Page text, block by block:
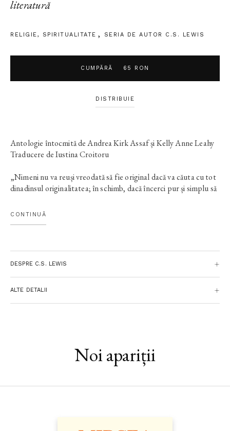
literatură
RELIGIE, SPIRITUALITATE SERIA DE AUTOR C.S. LEWIS
DISTRIBUIE
CUMPĂRĂ 65 RON
Antologie întocmită de Andrea Kirk Assaf și Kelly Anne Leahy
Traducere de Iustina Croitoru
„Nimeni nu va reuși vreodată să fie original dacă va căuta cu tot
dinadinsul originalitatea; în schimb, dacă încerci pur și simplu să
a fost rostit înainte), atunci, de nouă ori din zece, vei fi original
fără să-ți dai seama.“ — C.S. LEWIS
dar care constată că intelectul le stă în cale. — ANTHONY
BURGESS
CONTINUĂ
DESPRE C.S. LEWIS
ALTE DETALII
Noi apariții